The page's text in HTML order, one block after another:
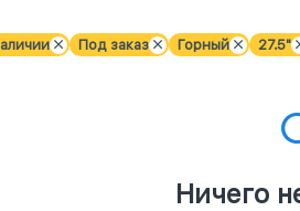
Под заказ Горный 27.5"
Ничего